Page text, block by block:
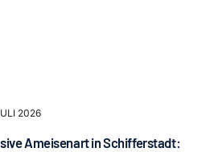
2026
Ameisenart in Schifferstadt: